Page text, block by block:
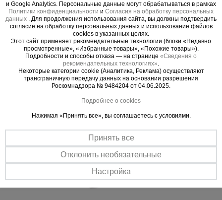
Увеличенная грузоподъемность
Колеса диаметром 160 мм позволяют перевозить грузы массой
Просторная платформа
Широкая площадка для перемещения грузов различных
габаритов – 800 x 1200 мм
и Google Analytics. Персональные данные могут обрабатываться в рамках
Политики конфиденциальности и Согласия на обработку персональных
данных . Для продолжения использования сайта, вы должны подтвердить
согласие на обработку персональных данных и использование файлов
cookies в указанных целях.
Этот сайт применяет рекомендательные технологии (блоки «Недавно
просмотренные», «Избранные товары», «Похожие товары»).
Подробности и способы отказа — на странице «Сведения о
рекомендательных технологиях».
Некоторые категории cookie (Аналитика, Реклама) осуществляют
трансграничную передачу данных на основании разрешения
Роскомнадзора № 9484204 от 04.06.2025.
Подробнее о cookies
Нажимая «Принять все», вы соглашаетесь с условиями.
Принять все
Отклонить необязательные
Настройка